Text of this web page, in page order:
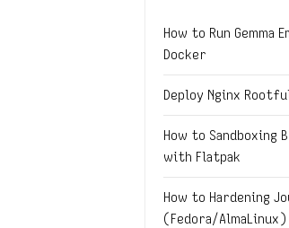
How to Run Gemma
Docker
Deploy Nginx
How to Sandboxing
with Flatpak
How to Hardening
(Fedora/AlmaLinux)